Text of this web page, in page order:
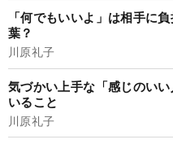
「何でもいいよ」は相手に
葉？
川原礼子
気づかい上手な「感じのい
いること
川原礼子